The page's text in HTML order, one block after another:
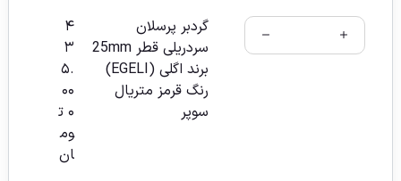
گردبر پرسلان
سردریلی قطر 25mm
برند اگلی (EGELI)
رنگ قرمز متریال
سوپر
۴
۳
۵.
۰۰
۰ ت
وم
ان